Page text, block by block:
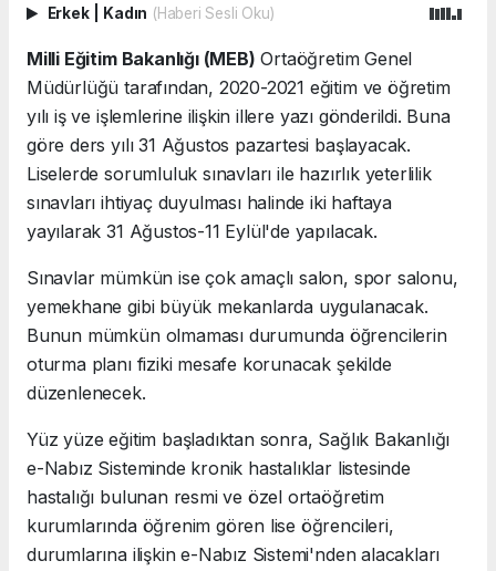
Erkek Kadın (Haberi Sesli Oku)
Milli Eğitim Bakanlığı (MEB) Ortaöğretim Genel
Müdürlüğü tarafından, 2020-2021 eğitim ve öğretim
yılı iş ve işlemlerine ilişkin illere yazı gönderildi. Buna
göre ders yılı 31 Ağustos pazartesi başlayacak.
Liselerde sorumluluk sınavları ile hazırlık yeterlilik
sınavları ihtiyaç duyulması halinde iki haftaya
yayılarak 31 Ağustos-11 Eylül'de yapılacak.
Sınavlar mümkün ise çok amaçlı salon, spor salonu,
yemekhane gibi büyük mekanlarda uygulanacak.
Bunun mümkün olmaması durumunda öğrencilerin
oturma planı fiziki mesafe korunacak şekilde
düzenlenecek.
Yüz yüze eğitim başladıktan sonra, Sağlık Bakanlığı
e-Nabız Sisteminde kronik hastalıklar listesinde
hastalığı bulunan resmi ve özel ortaöğretim
kurumlarında öğrenim gören lise öğrencileri,
durumlarına ilişkin e-Nabız Sistemi'nden alacakları